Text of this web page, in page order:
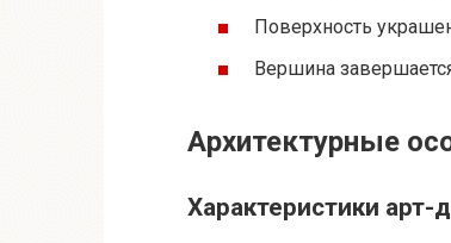
Поверхность
Вершина
Архитектурные
Характеристики арт-